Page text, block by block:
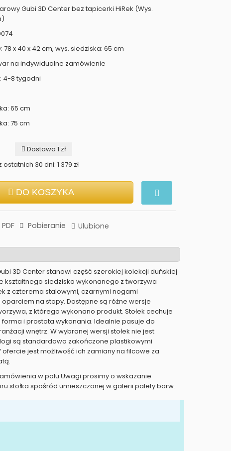
Gubi 3D Center bez tapicerki HiRek (Wys.
78 x 40 x 42 cm, wys. siedziska: 65 cm
na indywidualne zamówienie
4-8 tygodni
65 cm
75 cm
Dostawa 1 zł
30 dni: 1 379 zł
DO KOSZYKA
PDF Pobieranie Ulubione
3D Center stanowi część szerokiej kolekcji duńskiej
kształtnego siedziska wykonanego z tworzywa
z czterema stalowymi, czarnymi nogami
na stopy. Dostępne są różne wersje
z którego wykonano produkt. Stołek cechuje
i prostota wykonania. Idealnie pasuje do
wnętrz. W wybranej wersji stołek nie jest
są standardowo zakończone plastikowymi
ofercie jest możliwość ich zamiany na filcowe za
w polu Uwagi prosimy o wskazanie
stołka spośród umieszczonej w galerii palety barw.